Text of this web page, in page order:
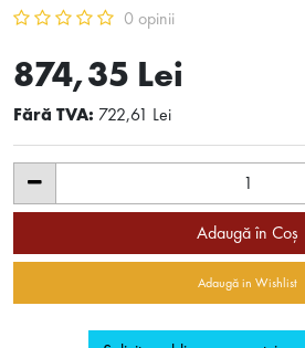
0 opinii
874,35 Lei
Fără TVA: 722,61 Lei
Adaugă în Coş
Adaugă in Wishlist